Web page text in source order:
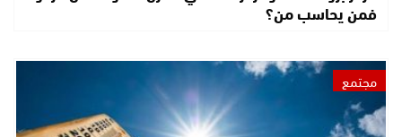
فمن يحاسب من؟
مجتمع